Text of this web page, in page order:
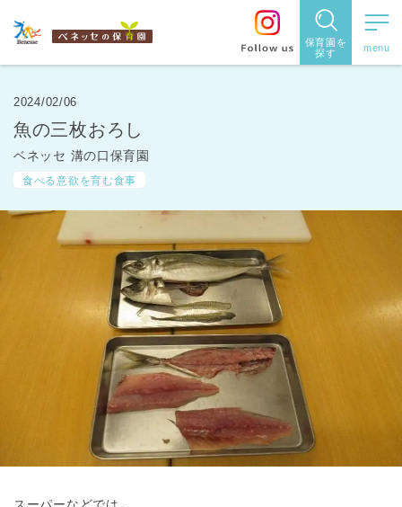
保育園を
探す
保育園を探す
す
都道府県
から探す
東京都
東京都 全域
2024/02/06
魚の三枚おろし
ベネッセ 溝の口保育園
食べる意欲を育む食事